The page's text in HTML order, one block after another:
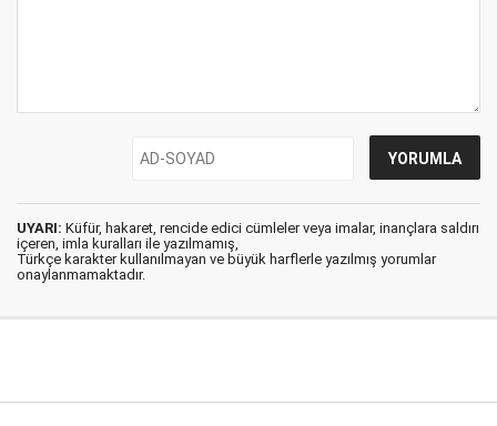
UYARI: Küfür, hakaret, rencide edici cümleler veya imalar, inançlara saldırı
içeren, imla kuralları ile yazılmamış,
Türkçe karakter kullanılmayan ve büyük harflerle yazılmış yorumlar
onaylanmamaktadır.